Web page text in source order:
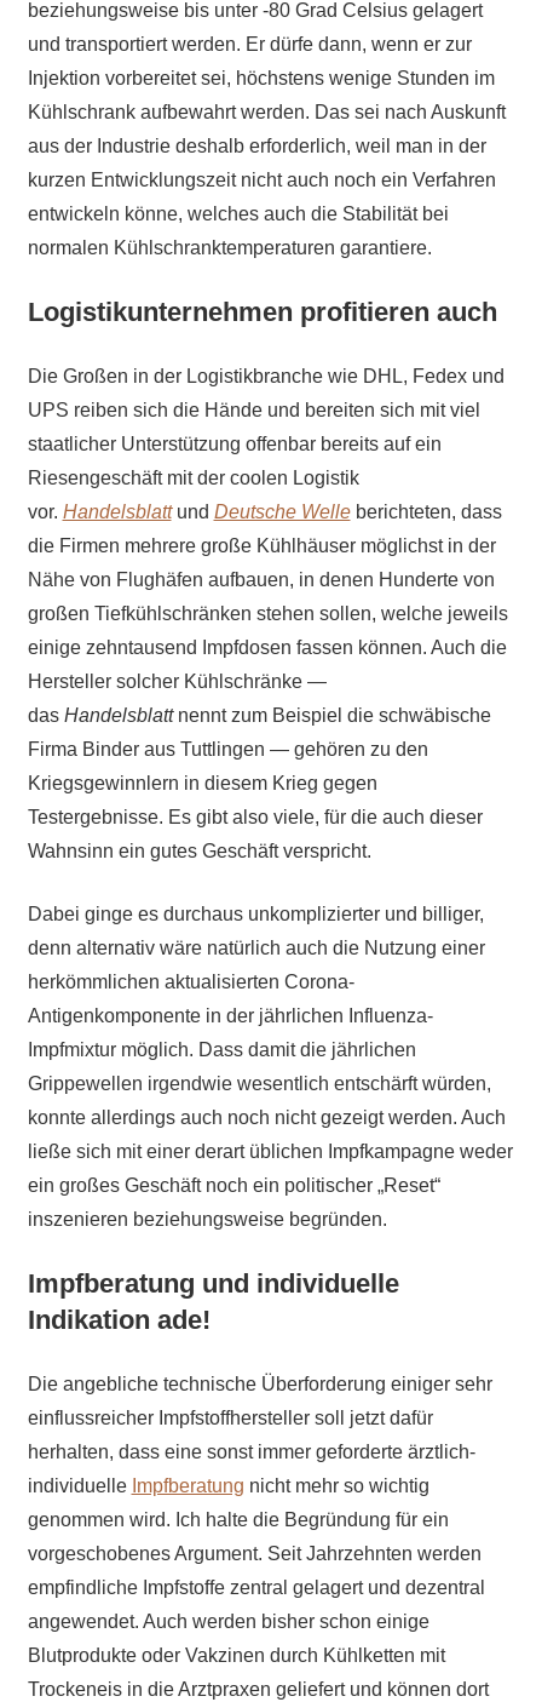
beziehungsweise bis unter -80 Grad Celsius gelagert
und transportiert werden. Er dürfe dann, wenn er zur
Injektion vorbereitet sei, höchstens wenige Stunden im
Kühlschrank aufbewahrt werden. Das sei nach Auskunft
aus der Industrie deshalb erforderlich, weil man in der
kurzen Entwicklungszeit nicht auch noch ein Verfahren
entwickeln könne, welches auch die Stabilität bei
normalen Kühlschranktemperaturen garantiere.
Logistikunternehmen profitieren auch
Die Großen in der Logistikbranche wie DHL, Fedex und
UPS reiben sich die Hände und bereiten sich mit viel
staatlicher Unterstützung offenbar bereits auf ein
Riesengeschäft mit der coolen Logistik
vor. Handelsblattund Deutsche Welleberichteten, dass
die Firmen mehrere große Kühlhäuser möglichst in der
Nähe von Flughäfen aufbauen, in denen Hunderte von
großen Tiefkühlschränken stehen sollen, welche jeweils
einige zehntausend Impfdosen fassen können. Auch die
Hersteller solcher Kühlschränke —
das Handelsblattnennt zum Beispiel die schwäbische
Firma Binder aus Tuttlingen — gehören zu den
Kriegsgewinnlern in diesem Krieg gegen
Testergebnisse. Es gibt also viele, für die auch dieser
Wahnsinn ein gutes Geschäft verspricht.
Dabei ginge es durchaus unkomplizierter und billiger,
denn alternativ wäre natürlich auch die Nutzung einer
herkömmlichen aktualisierten Corona-
Antigenkomponente in der jährlichen Influenza-
Impfmixtur möglich. Dass damit die jährlichen
Grippewellen irgendwie wesentlich entschärft würden,
konnte allerdings auch noch nicht gezeigt werden. Auch
ließe sich mit einer derart üblichen Impfkampagne weder
ein großes Geschäft noch ein politischer „Reset“
inszenieren beziehungsweise begründen.
Impfberatung und individuelle
Indikation ade!
Die angebliche technische Überforderung einiger sehr
einflussreicher Impfstoffhersteller soll jetzt dafür
herhalten, dass eine sonst immer geforderte ärztlich-
individuelle Impfberatung nicht mehr so wichtig
genommen wird. Ich halte die Begründung für ein
vorgeschobenes Argument. Seit Jahrzehnten werden
empfindliche Impfstoffe zentral gelagert und dezentral
angewendet. Auch werden bisher schon einige
Blutprodukte oder Vakzinen durch Kühlketten mit
Trockeneis in die Arztpraxen geliefert und können dort